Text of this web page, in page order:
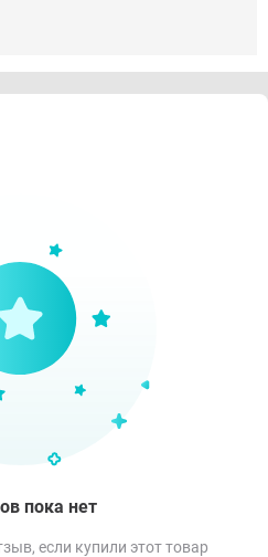
пока нет
если купили этот товар